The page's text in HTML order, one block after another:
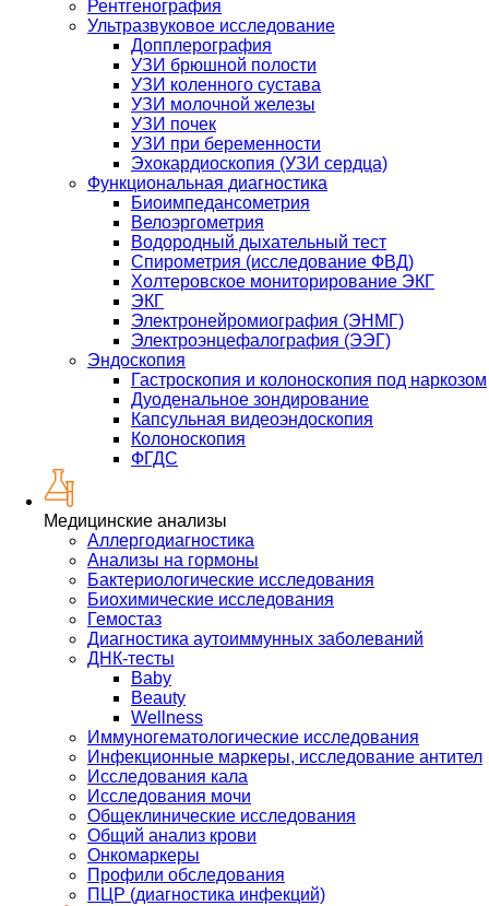
Рентгенография
Ультразвуковое исследование
Допплерография
УЗИ брюшной полости
УЗИ коленного сустава
УЗИ молочной железы
УЗИ почек
УЗИ при беременности
Эхокардиоскопия (УЗИ сердца)
Функциональная диагностика
Биоимпедансометрия
Велоэргометрия
Водородный дыхательный тест
Спирометрия (исследование ФВД)
Холтеровское мониторирование ЭКГ
ЭКГ
Электронейромиография (ЭНМГ)
Электроэнцефалография (ЭЭГ)
Эндоскопия
Гастроскопия и колоноскопия под наркозом
Дуоденальное зондирование
Капсульная видеоэндоскопия
Колоноскопия
ФГДС
Медицинские анализы
Аллергодиагностика
Анализы на гормоны
Бактериологические исследования
Биохимические исследования
Гемостаз
Диагностика аутоиммунных заболеваний
ДНК-тесты
Baby
Beauty
Wellness
Иммуногематологические исследования
Инфекционные маркеры, исследование антител
Исследования кала
Исследования мочи
Общеклинические исследования
Общий анализ крови
Онкомаркеры
Профили обследования
ПЦР (диагностика инфекций)